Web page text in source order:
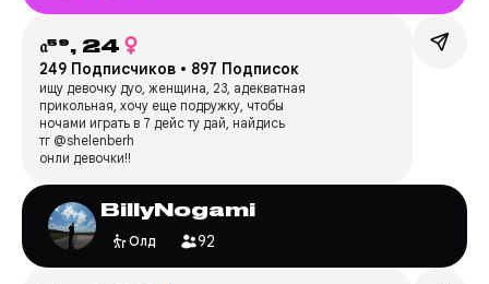
𝔞⁵⁹, 24
249 Подписчиков • 897 Подписок
ищу девочку дуо, женщина, 23, адекватная
прикольная, хочу еще подружку, чтобы
ночами играть в 7 дейс ту дай, найдись
тг @shelenberh
онли девочки!!
BillyNogami
Олд 92